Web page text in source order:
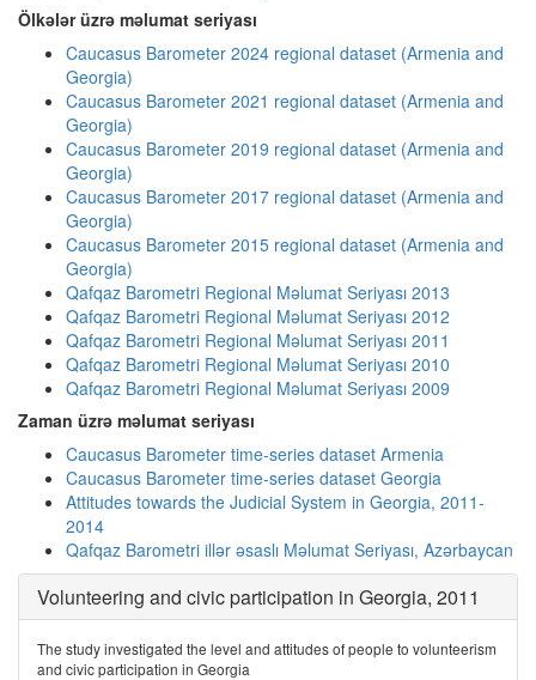
Ölkələr üzrə məlumat seriyası
Caucasus Barometer 2024 regional dataset (Armenia and
Georgia)
Caucasus Barometer 2021 regional dataset (Armenia and
Georgia)
Caucasus Barometer 2019 regional dataset (Armenia and
Georgia)
Caucasus Barometer 2017 regional dataset (Armenia and
Georgia)
Caucasus Barometer 2015 regional dataset (Armenia and
Georgia)
Qafqaz Barometri Regional Məlumat Seriyası 2013
Qafqaz Barometri Regional Məlumat Seriyası 2012
Qafqaz Barometri Regional Məlumat Seriyası 2011
Qafqaz Barometri Regional Məlumat Seriyası 2010
Qafqaz Barometri Regional Məlumat Seriyası 2009
Zaman üzrə məlumat seriyası
Caucasus Barometer time-series dataset Armenia
Caucasus Barometer time-series dataset Georgia
Attitudes towards the Judicial System in Georgia, 2011-
2014
Qafqaz Barometri illər əsaslı Məlumat Seriyası, Azərbaycan
Volunteering and civic participation in Georgia, 2011
The study investigated the level and attitudes of people to volunteerism
and civic participation in Georgia